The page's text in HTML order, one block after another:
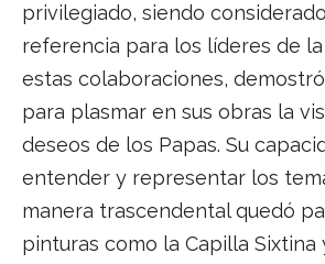
privilegiado, siendo
referencia para los líderes de la
estas colaboraciones,
para plasmar en sus obras la
deseos de los Papas. Su
entender y representar los
manera trascendental quedó
pinturas como la Capilla Sixtina